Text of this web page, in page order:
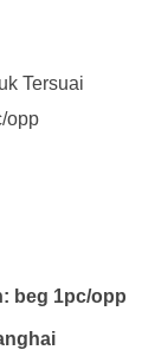
Tersuai
opp
beg 1pc/opp